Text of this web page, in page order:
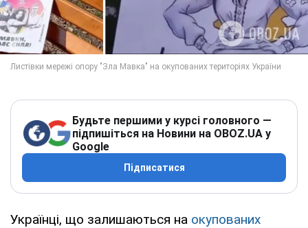
Будьте першими у курсі головного —
підпишіться на Новини на OBOZ.UA у
Google
Підписатися
Українці, що залишаються на окупованих